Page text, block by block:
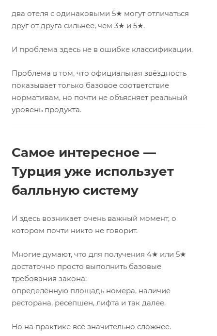
два отеля с одинаковыми 5★ могут отличаться
друг от друга сильнее, чем 3★ и 5★.
И проблема здесь не в ошибке классификации.
Проблема в том, что официальная звёздность
показывает только базовое соответствие
нормативам, но почти не объясняет реальный
уровень продукта.
Самое интересное —
Турция уже использует
балльную систему
И здесь возникает очень важный момент, о
котором почти никто не говорит.
Многие думают, что для получения 4★ или 5★
достаточно просто выполнить базовые
требования закона:
определённую площадь номера, наличие
ресторана, ресепшен, лифта и так далее.
Но на практике всё значительно сложнее.